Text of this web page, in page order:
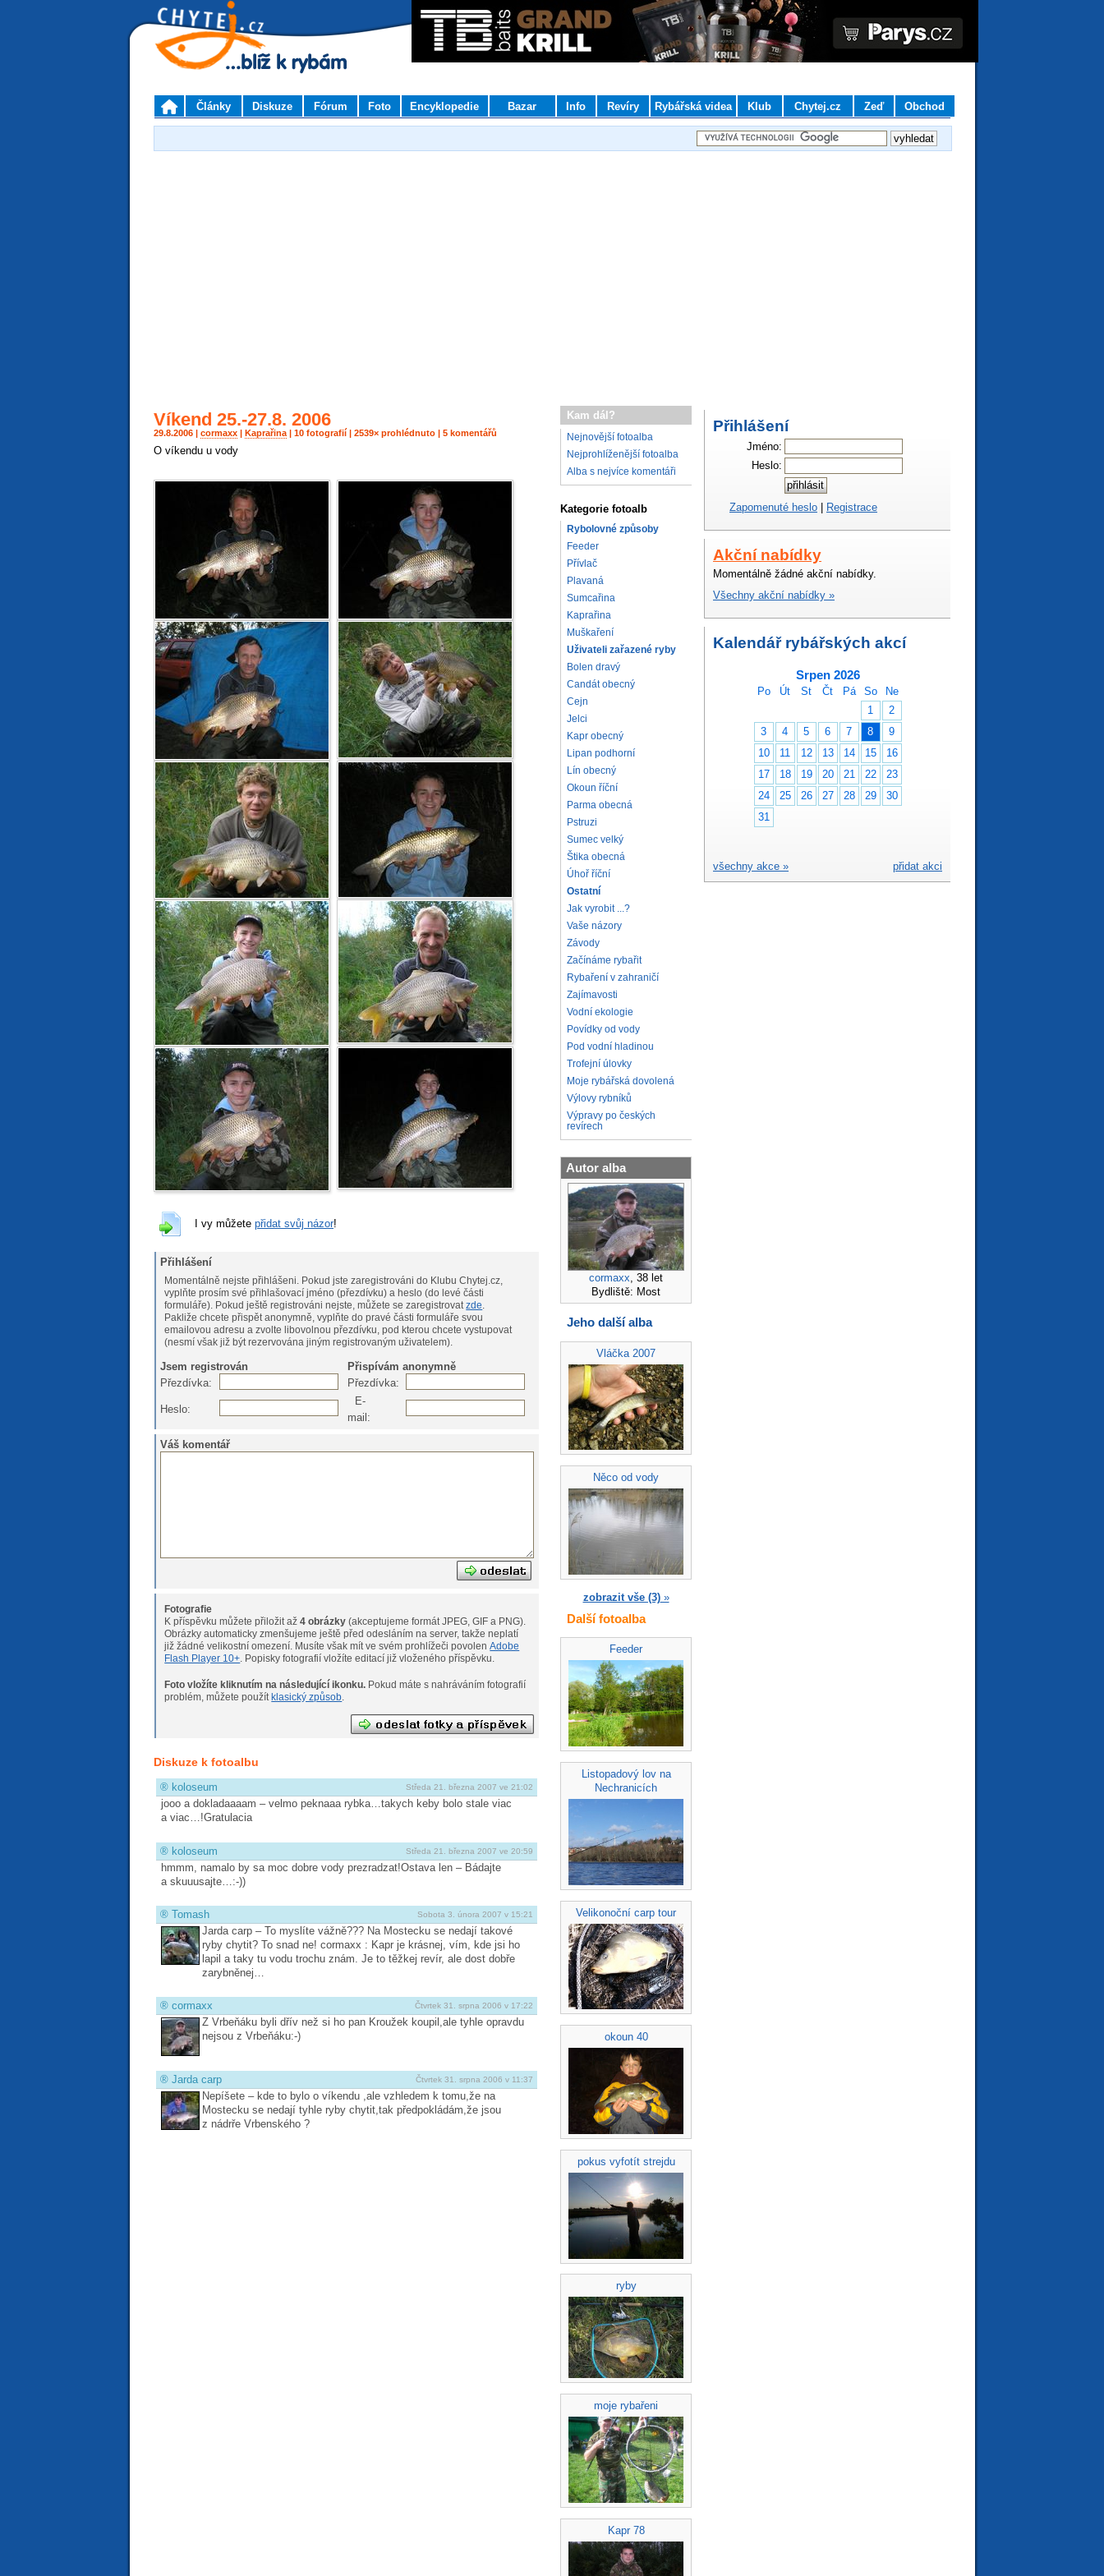
Články Diskuze Fórum Foto Encyklopedie Bazar Info Revíry Rybářská videa Klub Chytej.cz Zeď Obchod
Víkend 25.-27.8. 2006
29.8.2006 | cormaxx | Kaprařina | 10 fotografií | 2539× prohlédnuto | 5 komentářů
O víkendu u vody
I vy můžete přidat svůj názor!
Přihlášení
Momentálně nejste přihlášeni. Pokud jste zaregistrováni do Klubu Chytej.cz,
vyplňte prosím své přihlašovací jméno (přezdívku) a heslo (do levé části
formuláře). Pokud ještě registrováni nejste, můžete se zaregistrovatzde.
Pakliže chcete přispět anonymně, vyplňte do pravé části formuláře svou
emailovou adresu a zvolte libovolnou přezdívku, pod kterou chcete vystupovat
(nesmí však již být rezervována jiným registrovaným uživatelem).
Jsem registrován
Přispívám anonymně
Přezdívka:
Přezdívka:
Heslo:
E-
mail:
Váš komentář
Fotografie
K příspěvku můžete přiložit až4 obrázky (akceptujeme formát JPEG, GIF a PNG).
Obrázky automaticky zmenšujeme ještě před odesláním na server, takže neplatí
již žádné velikostní omezení. Musíte však mít ve svém prohlížeči povolenAdobe
Flash Player 10+ . Popisky fotografií vložíte editací již vloženého příspěvku.
Foto vložíte kliknutím na následující ikonku.
problém, můžete použítklasický způsob
Diskuze k fotoalbu
Středa 21. března 2007 ve 21:02
® koloseum
jooo a dokladaaaam – velmo peknaaa rybka…takych keby bolo stale viac
a viac…!Gratulacia
Středa 21. března 2007 ve 20:59
® koloseum
hmmm, namalo by sa moc dobre vody prezradzat!Ostava len – Bádajte
a skuuusajte…:-))
Sobota 3. února 2007 v 15:21
® Tomash
Jarda carp – To myslíte vážně??? Na Mostecku se nedají takové
ryby chytit? To snad ne! cormaxx : Kapr je krásnej, vím, kde jsi ho
lapil a taky tu vodu trochu znám. Je to těžkej revír, ale dost dobře
zarybněnej…
Čtvrtek 31. srpna 2006 v 17:22
® cormaxx
Z Vrbeňáku byli dřív než si ho pan Kroužek koupil,ale tyhle opravdu
nejsou z Vrbeňáku:-)
Čtvrtek 31. srpna 2006 v 11:37
® Jarda carp
Nepíšete – kde to bylo o víkendu ,ale vzhledem k tomu,že na
Mostecku se nedají tyhle ryby chytit,tak předpokládám,že jsou
z nádrře Vrbenského ?
Kam dál?
Nejnovější fotoalba
Nejprohlíženější fotoalba
Alba s nejvíce komentáři
Kategorie fotoalb
Rybolovné způsoby
Feeder
Přívlač
Plavaná
Sumcařina
Kaprařina
Muškaření
Uživateli zařazené ryby
Bolen dravý
Candát obecný
Cejn
Jelci
Kapr obecný
Lipan podhorní
Lín obecný
Okoun říční
Parma obecná
Pstruzi
Sumec velký
Štika obecná
Úhoř říční
Ostatní
Jak vyrobit ...?
Vaše názory
Závody
Začínáme rybařit
Rybaření v zahraničí
Zajímavosti
Vodní ekologie
Povídky od vody
Pod vodní hladinou
Trofejní úlovky
Moje rybářská dovolená
Výlovy rybníků
Výpravy po českých
revírech
Autor alba
cormaxx, 38 let
Bydliště: Most
Jeho další alba
Vláčka 2007
Něco od vody
zobrazit vše (3)»
Další fotoalba
Feeder
Listopadový lov na
Nechranicích
Velikonoční carp tour
okoun 40
pokus vyfotít strejdu
ryby
moje rybařeni
Kapr 78
Přihlášení
Jméno:
Heslo:
Zapomenuté heslo | Registrace
Akční nabídky
Momentálně žádné akční nabídky.
Všechny akční nabídky »
Kalendář rybářských akcí
Srpen 2026
Po Út St Čt Pá So
Ne
1
2
3
4 5 6 7 8
9
10
11 12 13 14 15
16
17
18 19 20 21 22
23
24
25 26 27 28 29
30
31
přidat akci
všechny akce »